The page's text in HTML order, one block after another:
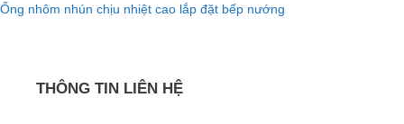
Ống nhôm nhún chịu nhiệt cao lắp đặt bếp nướng
THÔNG TIN LIÊN HỆ